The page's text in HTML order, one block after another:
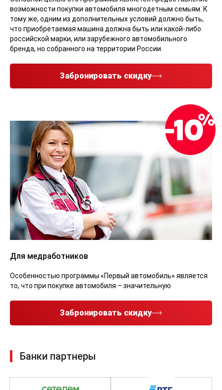
возможности покупки автомобиля многодетным семьям. К
тому же, одним из дополнительных условий должно быть,
что приобретаемая машина должна быть или какой-либо
российской марки, или зарубежного автомобильного
бренда, но собранного на территории России.
Забронировать скидку
Для медработников
Особенностью программы «Первый автомобиль» является
то, что при покупке автомобиля – значительную
Забронировать скидку
Банки партнеры